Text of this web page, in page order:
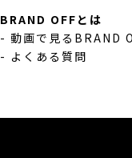
BRAND OFFとは
- 動画で見るBRAND
- よくある質問